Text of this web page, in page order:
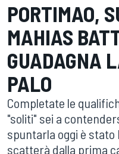
PORTIMAO,
MAHIAS
GUADAGNA
PALO
Completate le
"soliti" sei a
spuntarla oggi è stato
scatterà dalla prima